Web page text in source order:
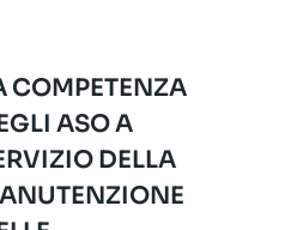
COMPETENZA
ASO A
DELLA